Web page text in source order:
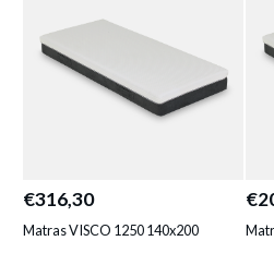
€316,30
Matras VISCO 1250 140x200